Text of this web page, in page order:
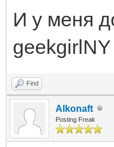
И у меня
geekgirlNY
Find
Alkonaft
Posting Freak